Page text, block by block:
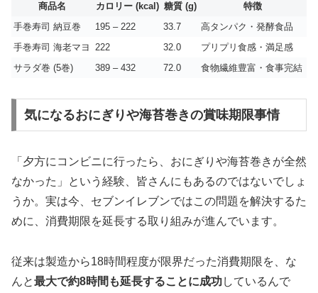
商品名 カロリー (kcal) 糖質 (g)
特徴
手巻寿司 納豆巻
195 – 222 33.7
高タンパク・発酵食品
手巻寿司 海老マヨ 222 32.0
プリプリ食感・満足感
サラダ巻 (5巻)
389 – 432 72.0 食物繊維豊富・食事完結
気になるおにぎりや海苔巻きの賞味期限事情
「夕方にコンビニに行ったら、おにぎりや海苔巻きが全然
なかった」という経験、皆さんにもあるのではないでしょ
うか。実は今、セブンイレブンではこの問題を解決するた
めに、消費期限を延長する取り組みが進んでいます。
従来は製造から18時間程度が限界だった消費期限を、な
んと最大で約8時間も延長することに成功しているんで